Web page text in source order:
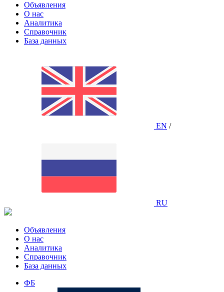
Объявления
О нас
Аналитика
Справочник
База данных
EN /
RU
Объявления
О нас
Аналитика
Справочник
База данных
ФБ